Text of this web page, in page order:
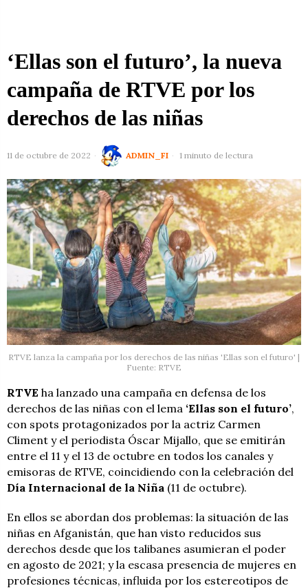
‘Ellas son el futuro’, la nueva
campaña de RTVE por los
derechos de las niñas
11 de octubre de 2022 ADMIN_FI 1 minuto de lectura
RTVE lanza la campaña por los derechos de las niñas 'Ellas son el futuro' |
Fuente: RTVE
RTVE ha lanzado una campaña en defensa de los
derechos de las niñas con el lema ‘Ellas son el futuro’,
con spots protagonizados por la actriz Carmen
Climent y el periodista Óscar Mijallo, que se emitirán
entre el 11 y el 13 de octubre en todos los canales y
emisoras de RTVE, coincidiendo con la celebración del
Día Internacional de la Niña (11 de octubre).
En ellos se abordan dos problemas: la situación de las
niñas en Afganistán, que han visto reducidos sus
derechos desde que los talibanes asumieran el poder
en agosto de 2021; y la escasa presencia de mujeres en
profesiones técnicas, influida por los estereotipos de